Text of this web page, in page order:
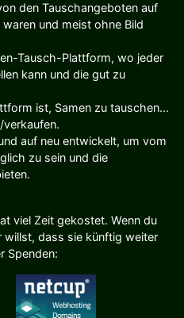
den Tauschangeboten auf
und meist ohne Bild
Tausch-Plattform, wo jeder
kann und die gut zu
ist, Samen zu tauschen...
auf neu entwickelt, um vom
zu sein und die
viel Zeit gekostet. Wenn du
dass sie künftig weiter
Spenden: